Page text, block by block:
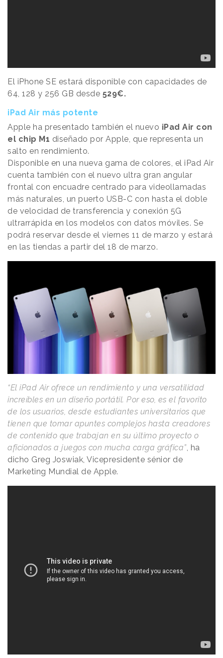
El iPhone SE estará disponible con capacidades de
64, 128 y 256 GB desde 529€.
iPad Air más potente
Apple ha presentado también el nuevo iPad Air con
el chip M1 diseñado por Apple, que representa un
salto en rendimiento.
Disponible en una nueva gama de colores, el iPad Air
cuenta también con el nuevo ultra gran angular
frontal con encuadre centrado para videollamadas
más naturales, un puerto USB-C con hasta el doble
de velocidad de transferencia y conexión 5G
ultrarrápida en los modelos con datos móviles. Se
podrá reservar desde el viernes 11 de marzo y estará
en las tiendas a partir del 18 de marzo.
“El iPad Air ofrece un rendimiento y una versatilidad
increíbles en un diseño portátil. Por eso, es el favorito
de los usuarios, desde estudiantes universitarios que
tienen que tomar apuntes complejos hasta creadores
de contenido que trabajan en su último proyecto o
aficionados a juegos con mucha carga gráfica”, ha
dicho Greg Joswiak, Vicepresidente sénior de
Marketing Mundial de Apple.